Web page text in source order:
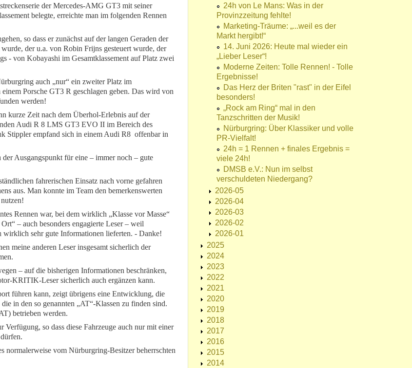
der Mercedes-AMG GT3 mit seiner
belegte, erreichte man im folgenden Rennen
so dass er zunächst auf der langen Geraden der
der u.a. von Robin Frijns gesteuert wurde, der
- von Kobayashi im Gesamtklassement auf Platz zwei
auch „nur“ ein zweiter Platz im
Porsche GT3 R geschlagen geben. Das wird von
werden!
kurze Zeit nach dem Überhol-Erlebnis auf der
Audi R 8 LMS GT3 EVO II im Bereich des
Stippler empfand sich in einem Audi R8 offenbar in
Ausgangspunkt für eine – immer noch – gute
fahrerischen Einsatz nach vorne gefahren
aus. Man konnte im Team den bemerkenswerten
Rennen war, bei dem wirklich „Klasse vor Masse“
– auch besonders engagierte Leser – weil
sehr gute Informationen lieferten. - Danke!
meine anderen Leser insgesamt sicherlich der
– auf die bisherigen Informationen beschränken,
KRITIK-Leser sicherlich auch ergänzen kann.
führen kann, zeigt übrigens eine Entwicklung, die
in den so genannten „AT“-Klassen zu finden sind.
betrieben werden.
so dass diese Fahrzeuge auch nur mit einer
normalerweise vom Nürburgring-Besitzer beherrschten
24h von Le Mans: Was in der
Provinzzeitung fehlte!
Marketing-Träume: „...weil es der
Markt hergibt!“
14. Juni 2026: Heute mal wieder ein
„Lieber Leser“!
Moderne Zeiten: Tolle Rennen! - Tolle
Ergebnisse!
Das Herz der Briten "rast" in der Eifel
besonders!
„Rock am Ring“ mal in den
Tanzschritten der Musik!
Nürburgring: Über Klassiker und volle
PR-Vielfalt!
24h = 1 Rennen + finales Ergebnis =
viele 24h!
DMSB e.V.: Nun im selbst
verschuldeten Niedergang?
2026-05
2026-04
2026-03
2026-02
2026-01
2025
2024
2023
2022
2021
2020
2019
2018
2017
2016
2015
2014